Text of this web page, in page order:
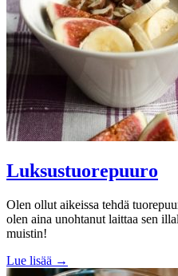
Luksustuorepuuro
Olen ollut aikeissa tehdä
olen aina unohtanut laittaa sen
muistin!
Lue lisää →